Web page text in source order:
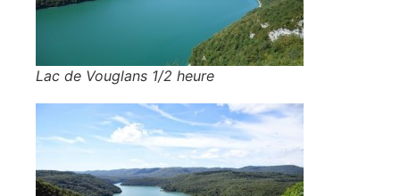
Lac de Vouglans 1/2 heure